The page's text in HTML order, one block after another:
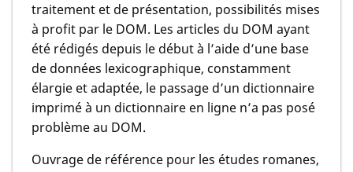
traitement et de présentation, possibilités mises
à profit par le DOM. Les articles du DOM ayant
été rédigés depuis le début à l’aide d’une base
de données lexicographique, constamment
élargie et adaptée, le passage d’un dictionnaire
imprimé à un dictionnaire en ligne n’a pas posé
problème au DOM.
Ouvrage de référence pour les études romanes,